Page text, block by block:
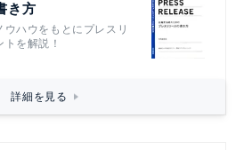
き方
ハウをもとにプレスリ
を解説！
詳細を見る